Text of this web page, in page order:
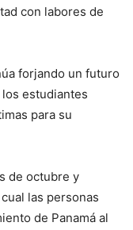
con labores de
forjando un futuro
estudiantes
para su
de octubre y
las personas
de Panamá al